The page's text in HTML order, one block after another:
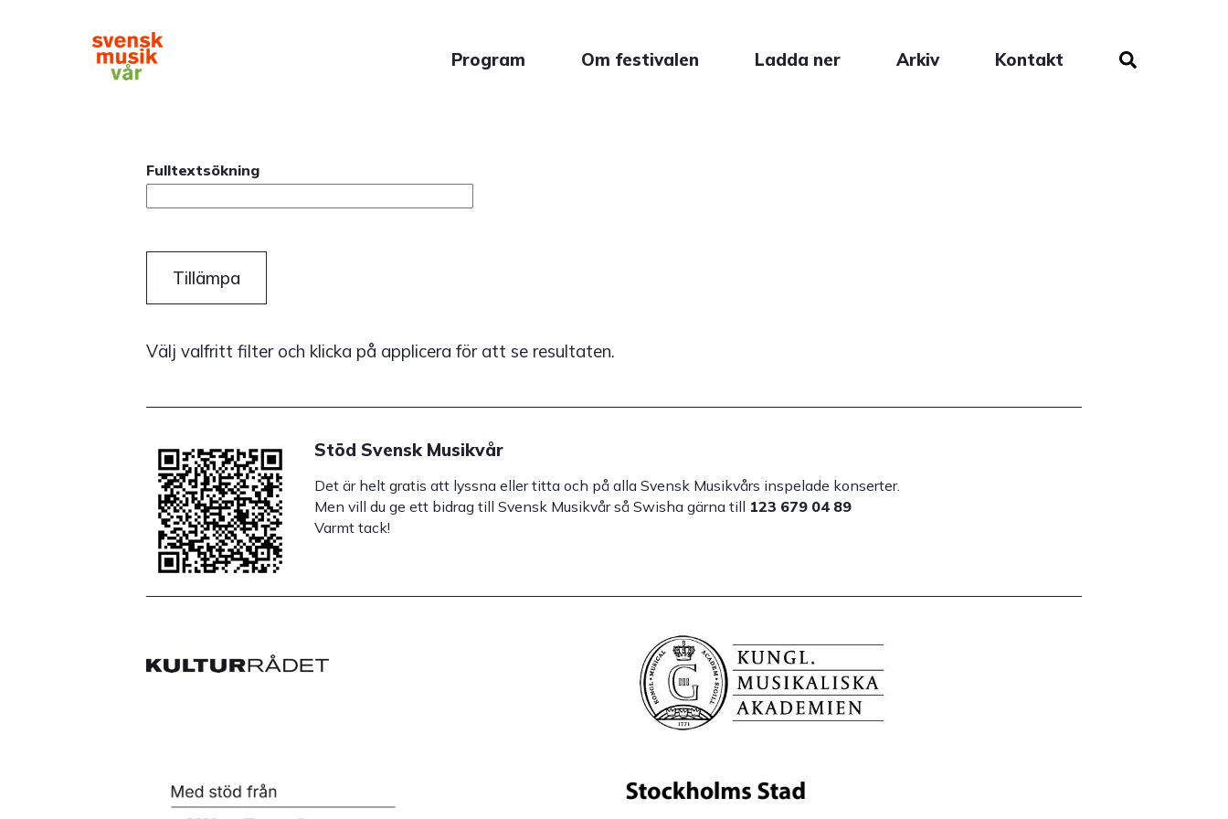
huvudinnehåll
Program Om festivalen Ladda ner Arkiv Kontakt
Fulltextsökning
Välj valfritt filter och klicka på applicera för att se resultaten.
Stöd Svensk Musikvår
Det är helt gratis att lyssna eller titta och på alla Svensk Musikvårs inspelade konserter.
Men vill du ge ett bidrag till Svensk Musikvår så Swisha gärna till 123 679 04 89
Varmt tack!